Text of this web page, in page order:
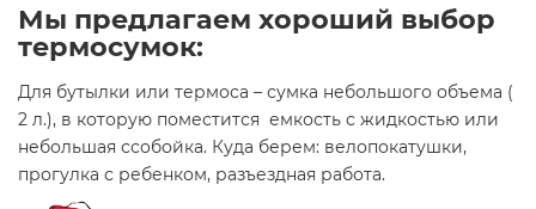
Мы предлагаем хороший выбор
термосумок:
Для бутылки или термоса – сумка небольшого объема (
2 л.), в которую поместится емкость с жидкостью или
небольшая ссобойка. Куда берем: велопокатушки,
прогулка с ребенком, разъездная работа.